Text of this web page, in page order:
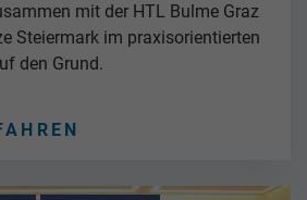
mit der HTL Bulme Graz
Steiermark im praxisorientierten
den Grund.